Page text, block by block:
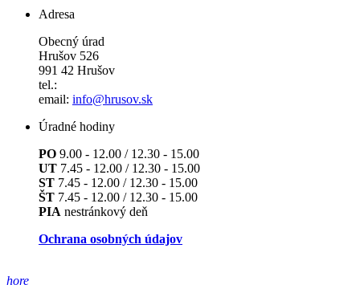
Adresa
Obecný úrad
Hrušov 526
991 42 Hrušov
tel.:
email: info@hrusov.sk
Úradné hodiny
PO 9.00 - 12.00 / 12.30 - 15.00
UT 7.45 - 12.00 / 12.30 - 15.00
ST 7.45 - 12.00 / 12.30 - 15.00
ŠT 7.45 - 12.00 / 12.30 - 15.00
PIA nestránkový deň
Ochrana osobných údajov
hore